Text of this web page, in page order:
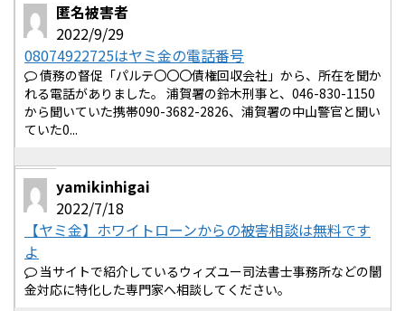
匿名被害者
2022/9/29
08074922725はヤミ金の電話番号
債務の督促「パルテ〇〇〇債権回収会社」から、所在を聞か
れる電話がありました。 浦賀署の鈴木刑事と、046-830-1150
から聞いていた携帯090-3682-2826、浦賀署の中山警官と聞い
ていた0...
yamikinhigai
2022/7/18
【ヤミ金】ホワイトローンからの被害相談は無料です
よ
当サイトで紹介しているウィズユー司法書士事務所などの闇
金対応に特化した専門家へ相談してください。